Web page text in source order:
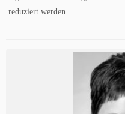
reduziert werden.